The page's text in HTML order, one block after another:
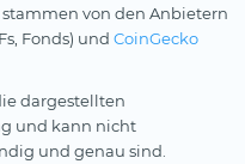
stammen von den Anbietern
Fonds) und CoinGecko
dargestellten
und kann nicht
und genau sind.